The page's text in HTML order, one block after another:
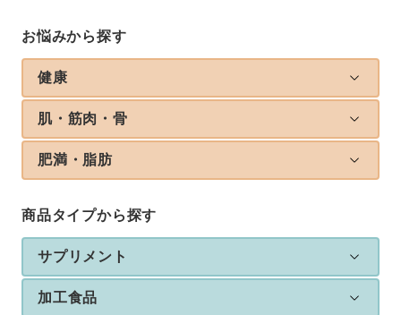
お悩みから探す
健康
肌・筋肉・骨
肥満・脂肪
商品タイプから探す
サプリメント
加工食品